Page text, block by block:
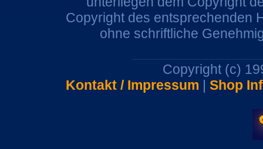
Copyright des entsprechenden
ohne schriftliche
Copyright (c)
Kontakt / Impressum | Shop